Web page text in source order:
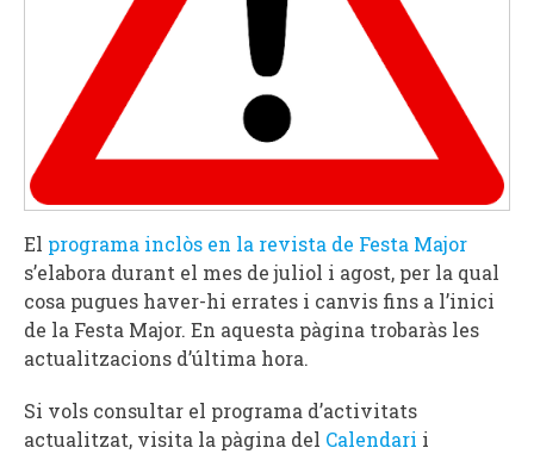
El programa inclòs en la revista de Festa Major
s’elabora durant el mes de juliol i agost, per la qual
cosa pugues haver-hi errates i canvis fins a l’inici
de la Festa Major. En aquesta pàgina trobaràs les
actualitzacions d’última hora.
Si vols consultar el programa d’activitats
actualitzat, visita la pàgina del Calendari i